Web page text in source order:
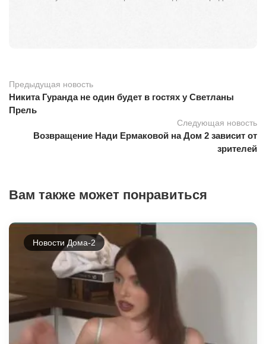
Предыдущая новость
Никита Гуранда не один будет в гостях у Светланы
Прель
Следующая новость
Возвращение Нади Ермаковой на Дом 2 зависит от
зрителей
Вам также может понравиться
Новости Дома-2